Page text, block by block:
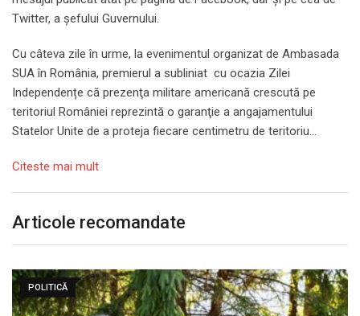
Twitter, a șefului Guvernului.
Cu câteva zile în urme, la evenimentul organizat de Ambasada
SUA în România, premierul a subliniat cu ocazia Zilei
Independențe că prezenţa militare americană crescută pe
teritoriul României reprezintă o garanţie a angajamentului
Statelor Unite de a proteja fiecare centimetru de teritoriu…
Citeste mai mult
Articole recomandate
POLITICĂ